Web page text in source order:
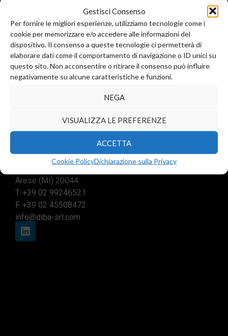
Gestisci Consenso
Per fornire le migliori esperienze, utilizziamo tecnologie come i
cookie per memorizzare e/o accedere alle informazioni del
dispositivo. Il consenso a queste tecnologie ci permetterà di
elaborare dati come il comportamento di navigazione o ID unici su
questo sito. Non acconsentire o ritirare il consenso può influire
negativamente su alcune caratteristiche e funzioni.
NEGA
VISUALIZZA LE PREFERENZE
ACCETTA
Cookie PolicyDichiarazione sulla Privacy
Aggiungi al carrello
0,00€
Aggiungi al carrello
Sede legale e commerciale:
Arese (MI) 20044
T. +39 02 99246521
F. +39 02 45508472
info@diba-srl.com